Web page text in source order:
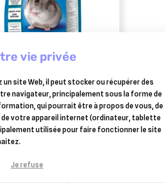
alimentation pour
nain 700 gr
8,89 €
Ajouter au panier
vie privée
site Web, il peut stocker ou récupérer des
navigateur, principalement sous la forme de
qui pourrait être à propos de vous, de
votre appareil internet (ordinateur, tablette
utilisée pour faire fonctionner le site
Je refuse